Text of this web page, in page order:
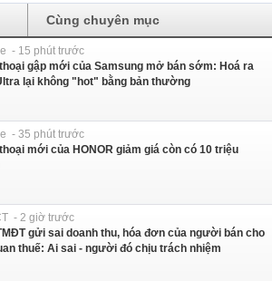
Cùng chuyên mục
- 15 phút trước
gập mới của Samsung mở bán sớm: Hoá ra
lại không "hot" bằng bản thường
- 35 phút trước
mới của HONOR giảm giá còn có 10 triệu
- 2 giờ trước
gửi sai doanh thu, hóa đơn của người bán cho
thuế: Ai sai - người đó chịu trách nhiệm